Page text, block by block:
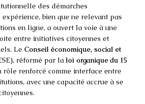
des démarches
bien que ne relevant pas
en ligne, a ouvert la voie à une
entre initiatives citoyennes et
Le Conseil économique, social et
réformé par la loi organique du 15
rôle renforcé comme interface entre
avec une capacité accrue à se